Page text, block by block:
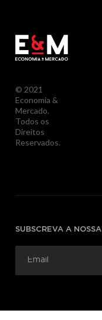
© 2021
Economia &
Mercado.
Todos os
Direitos
Reservados.
SUBSCREVA A NOSSA